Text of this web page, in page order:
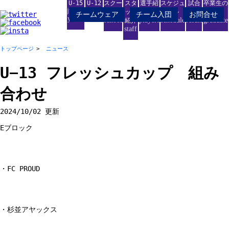
チームウェア チーム入団 お問合せ
U-15
junior
youth
U-12
junior
スクー
ル
school
スタ
ッフ
紹介
staff
選手紹
players
スケジュ
ール
schedule
試合
結果
result
卒業生の
進路
graduate
トップページ ニュース
U−13 フレッシュカップ 組み
合わせ
2024/10/02 更新
Eブロック
・FC PROUD
・杉並アヤックス